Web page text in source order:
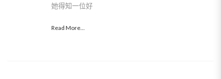
她得知一位好
Read More...